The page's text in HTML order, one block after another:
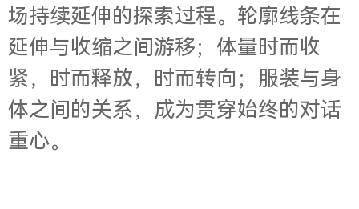
场持续延伸的探索过程。轮廓线条在
延伸与收缩之间游移；体量时而收
紧，时而释放，时而转向；服装与身
体之间的关系，成为贯穿始终的对话
重心。